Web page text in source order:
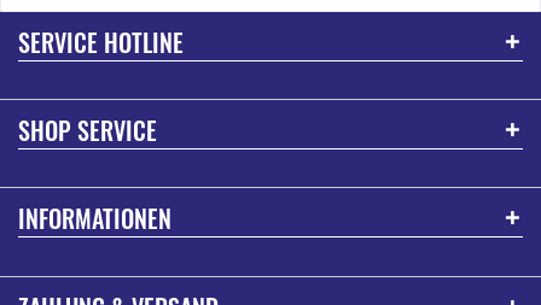
SERVICE HOTLINE
SHOP SERVICE
INFORMATIONEN